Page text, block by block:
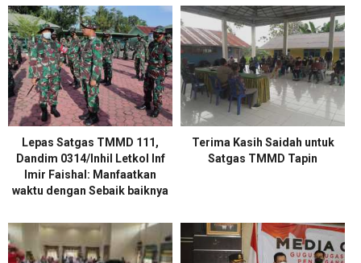
Lepas Satgas TMMD 111,
Dandim 0314/lnhil Letkol lnf
lmir Faishal: Manfaatkan
waktu dengan Sebaik baiknya
Terima Kasih Saidah untuk
Satgas TMMD Tapin